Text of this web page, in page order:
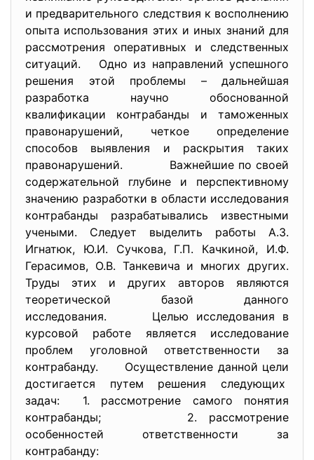
и предварительного следствия к восполнению
опыта использования этих и иных знаний для
рассмотрения оперативных и следственных
ситуаций. Одно из направлений успешного
решения этой проблемы – дальнейшая
разработка научно обоснованной
квалификации контрабанды и таможенных
правонарушений, четкое определение
способов выявления и раскрытия таких
правонарушений. Важнейшие по своей
содержательной глубине и перспективному
значению разработки в области исследования
контрабанды разрабатывались известными
учеными. Следует выделить работы А.З.
Игнатюк, Ю.И. Сучкова, Г.П. Качкиной, И.Ф.
Герасимов, О.В. Танкевича и многих других.
Труды этих и других авторов являются
теоретической базой данного
исследования. Целью исследования в
курсовой работе является исследование
проблем уголовной ответственности за
контрабанду. Осуществление данной цели
достигается путем решения следующих
задач: 1. рассмотрение самого понятия
контрабанды; 2. рассмотрение
особенностей ответственности за
контрабанду: